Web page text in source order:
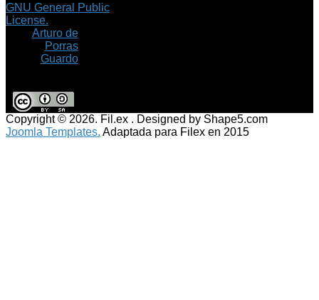
GNU General Public
License.
Arturo de
Porras
Guardo
Copyright © 2026. Fil.ex . Designed by Shape5.com
Joomla Templates. Adaptada para Filex en 2015